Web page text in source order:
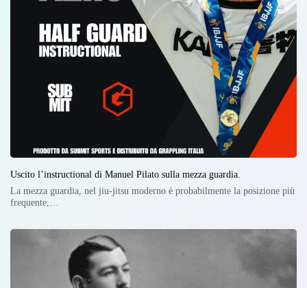
Uscito l’instructional di Manuel Pilato sulla mezza guardia.
La mezza guardia, nel jiu-jitsu moderno è probabilmente la posizione più
frequente,…